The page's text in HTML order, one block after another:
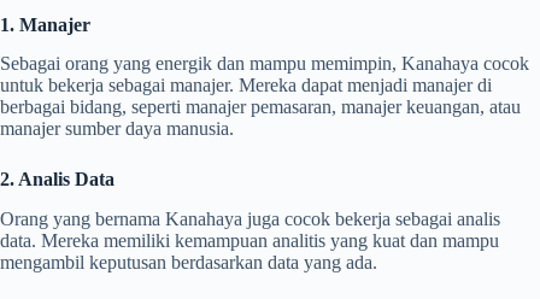
1. Manajer
Sebagai orang yang energik dan mampu memimpin, Kanahaya cocok
untuk bekerja sebagai manajer. Mereka dapat menjadi manajer di
berbagai bidang, seperti manajer pemasaran, manajer keuangan, atau
manajer sumber daya manusia.
2. Analis Data
Orang yang bernama Kanahaya juga cocok bekerja sebagai analis
data. Mereka memiliki kemampuan analitis yang kuat dan mampu
mengambil keputusan berdasarkan data yang ada.